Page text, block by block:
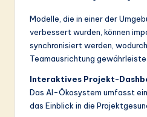
Modelle, die in einer der
verbessert wurden, können
synchronisiert werden,
Teamausrichtung
Interaktives Projekt-
Das AI-Ökosystem umfasst
das Einblick in die